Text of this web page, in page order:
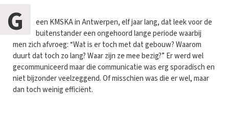
G
een KMSKA in Antwerpen, elf jaar lang, dat leek voor de
buitenstander een ongehoord lange periode waarbij
men zich afvroeg: “Wat is er toch met dat gebouw? Waarom
duurt dat toch zo lang? Waar zijn ze mee bezig?” Er werd wel
gecommuniceerd maar die communicatie was erg sporadisch en
niet bijzonder veelzeggend. Of misschien was die er wel, maar
dan toch weinig efficiënt.